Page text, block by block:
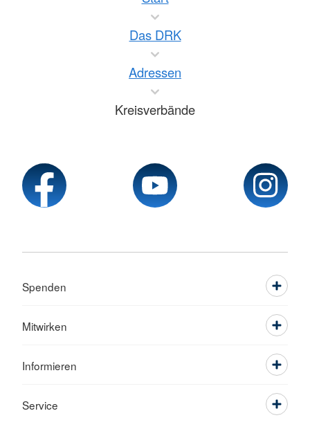
Das DRK
Adressen
Kreisverbände
Spenden
Mitwirken
Informieren
Service